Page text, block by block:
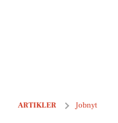
ARTIKLER Jobnyt
Bliv maskinsnedker